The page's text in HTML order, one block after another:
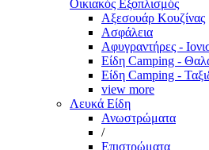
Οικιακός Εξοπλισμός
Αξεσουάρ Κουζίνας
Ασφάλεια
Αφυγραντήρες -
Είδη Camping -
Είδη Camping -
view more
Λευκά Είδη
Ανωστρώματα
/
Επιστρώματα